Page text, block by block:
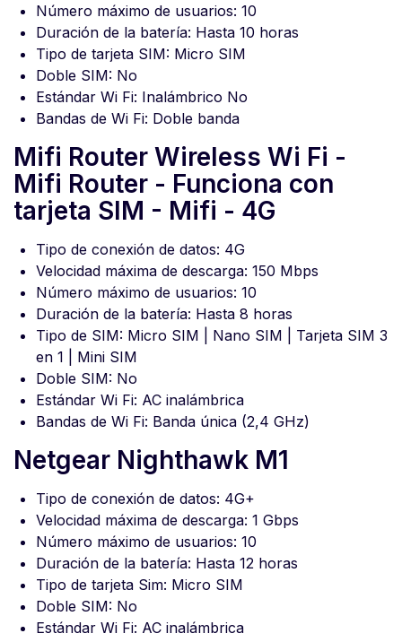
Número máximo de usuarios: 10
Duración de la batería: Hasta 10 horas
Tipo de tarjeta SIM: Micro SIM
Doble SIM: No
Estándar Wi Fi: Inalámbrico No
Bandas de Wi Fi: Doble banda
Mifi Router Wireless Wi Fi -
Mifi Router - Funciona con
tarjeta SIM - Mifi - 4G
Tipo de conexión de datos: 4G
Velocidad máxima de descarga: 150 Mbps
Número máximo de usuarios: 10
Duración de la batería: Hasta 8 horas
Tipo de SIM: Micro SIM | Nano SIM | Tarjeta SIM 3
en 1 | Mini SIM
Doble SIM: No
Estándar Wi Fi: AC inalámbrica
Bandas de Wi Fi: Banda única (2,4 GHz)
Netgear Nighthawk M1
Tipo de conexión de datos: 4G+
Velocidad máxima de descarga: 1 Gbps
Número máximo de usuarios: 10
Duración de la batería: Hasta 12 horas
Tipo de tarjeta Sim: Micro SIM
Doble SIM: No
Estándar Wi Fi: AC inalámbrica